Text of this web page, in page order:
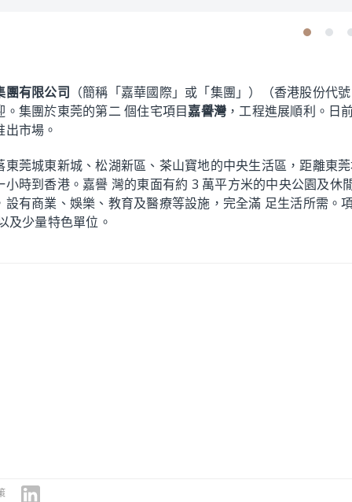
團有限公司 （簡稱「嘉華國際」或「集團」）（香港股份
。集團於東莞的第二 個住宅項目嘉譽灣 ，工程進展順利。日
市場。
東莞城東新城、松湖新區、茶山寶地的中央生活區，距離東
小時到香港。嘉譽 灣的東面有約 3 萬平方米的中央公園及
設有商業、娛樂、教育及醫療等設施，完全滿 足生活所需
及少量特色單位。